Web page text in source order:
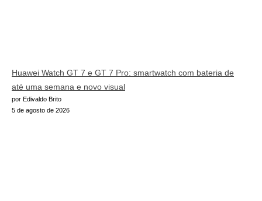
Huawei Watch GT 7 e GT 7 Pro: smartwatch com bateria de
até uma semana e novo visual
por Edivaldo Brito
5 de agosto de 2026